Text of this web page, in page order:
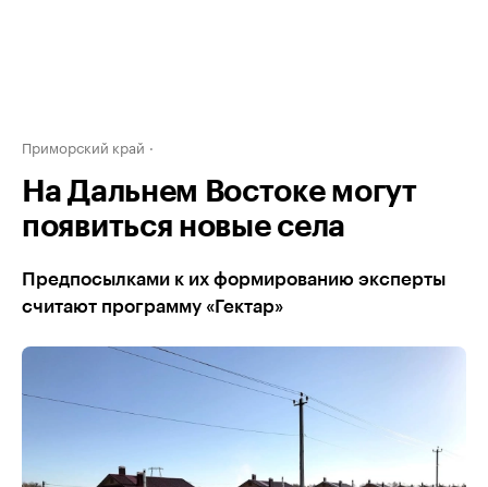
Приморский край
На Дальнем Востоке могут
появиться новые села
Предпосылками к их формированию эксперты
считают программу «Гектар»